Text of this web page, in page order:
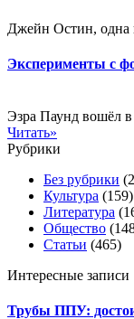
Джейн Остин, одна
Эксперименты с
Эзра Паунд вошёл в
Читать»
Рубрики
Без рубрики
Культура (159)
Литература
Общество
Статьи (465)
Интересные записи
Трубы ППУ: